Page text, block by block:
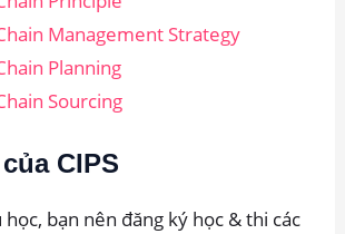
Management Strategy
Planning
Sourcing
CIPS
bạn nên đăng ký học & thi các